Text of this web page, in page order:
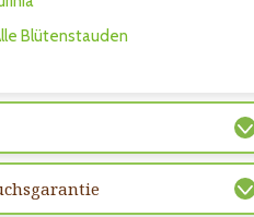
Blütenstauden